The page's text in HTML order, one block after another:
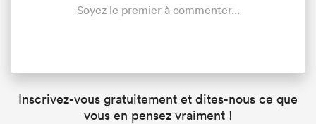
Soyez le premier à commenter...
Inscrivez-vous gratuitement et dites-nous ce que
vous en pensez vraiment !